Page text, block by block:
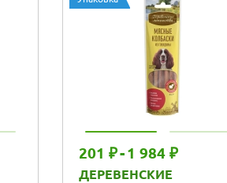
201 ₽- 1 984 ₽
ДЕРЕВЕНСКИЕ